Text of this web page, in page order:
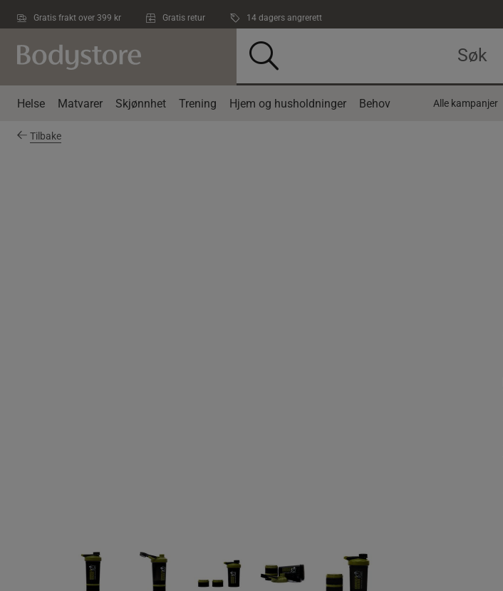
Gratis frakt over 399 kr Gratis retur 14 dagers angrerett
Helse Matvarer Skjønnhet Trening Hjem og husholdninger Behov Alle kampanjer
Tilbake